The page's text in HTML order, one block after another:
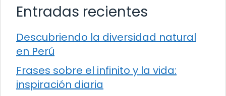
Entradas recientes
Descubriendo la diversidad natural
en Perú
Frases sobre el infinito y la vida:
inspiración diaria